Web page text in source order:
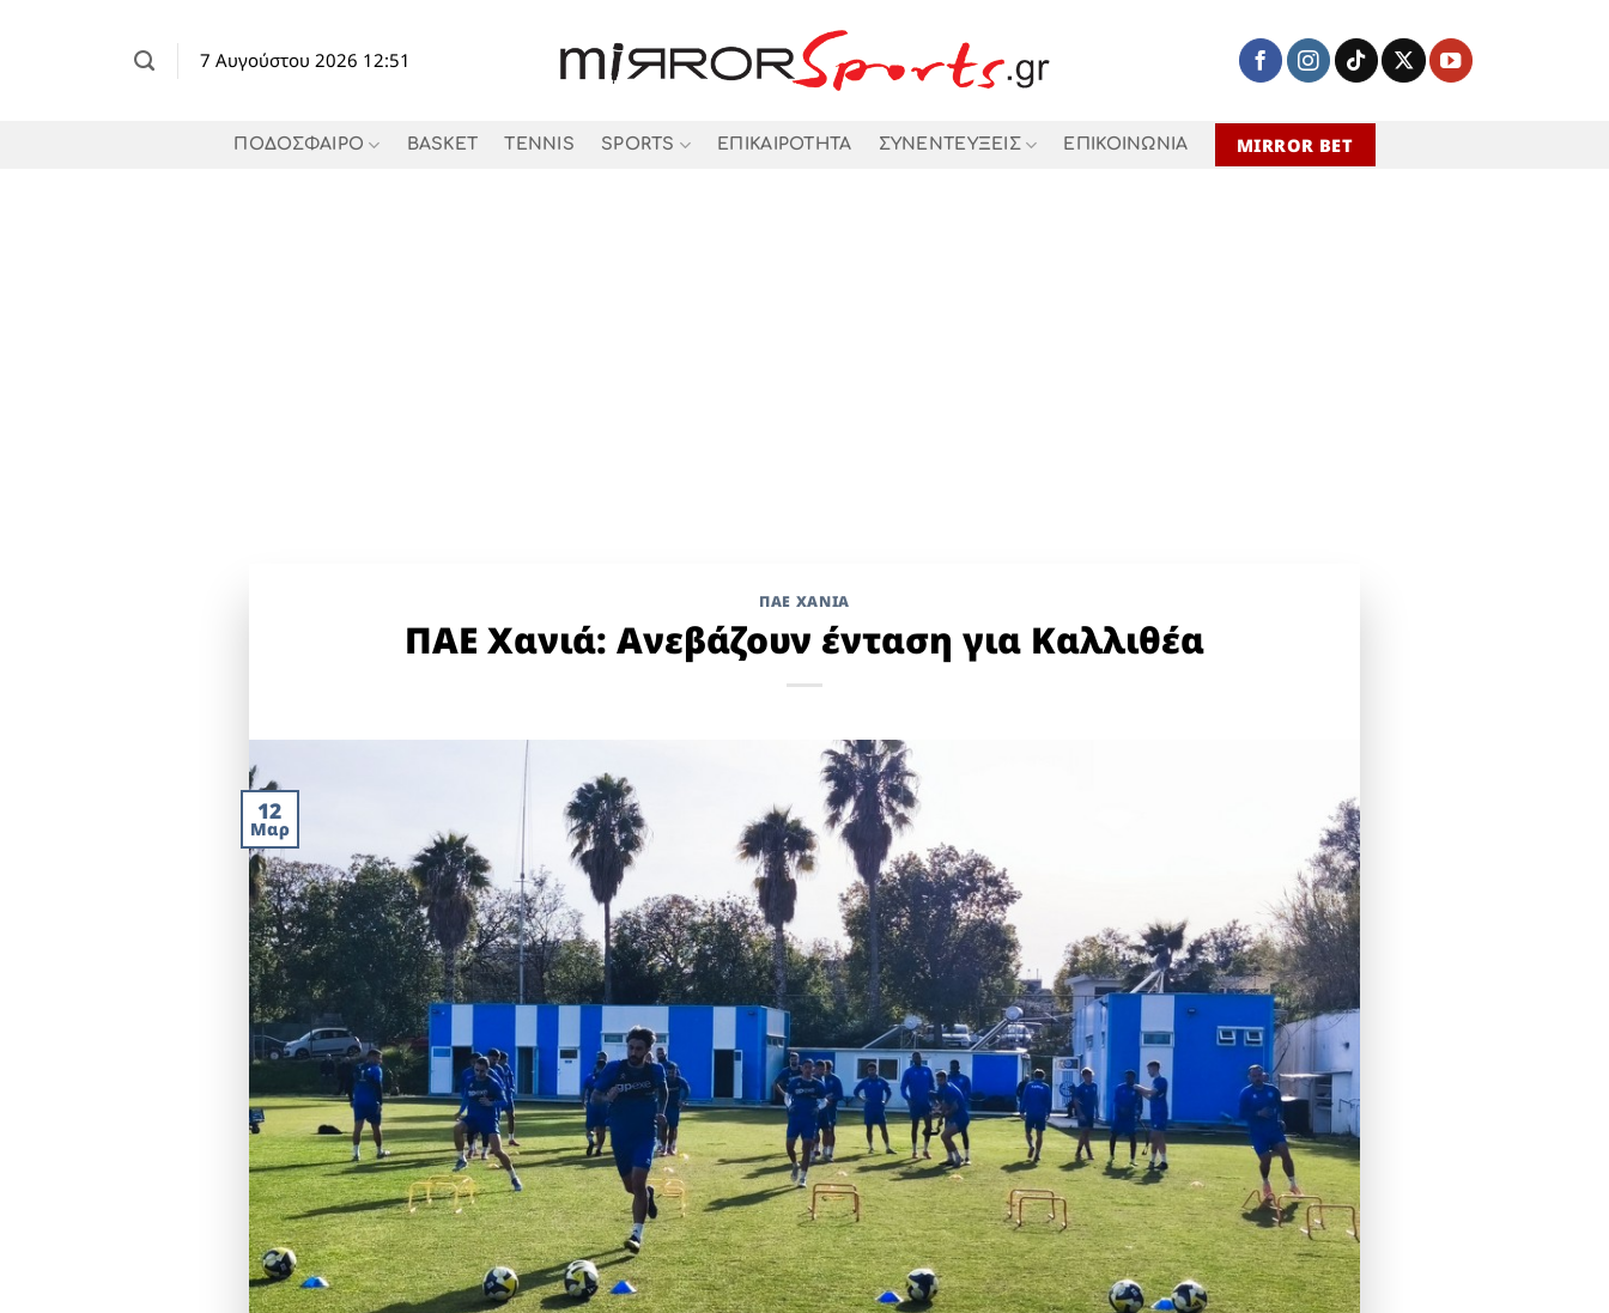
7 Αυγούστου 2026 12:51
ΠΟΔΟΣΦΑΙΡΟ BASKET TENNIS SPORTS ΕΠΙΚΑΙΡΟΤΗΤΑ ΣΥΝΕΝΤΕΥΞΕΙΣ ΕΠΙΚΟΙΝΩΝΙΑ MIRROR BET
ΠΑΕ ΧΑΝΙΑ
ΠΑΕ Χανιά: Ανεβάζουν ένταση για Καλλιθέα
12
Μαρ